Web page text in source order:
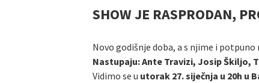
SHOW JE RASPRODAN,
Novo godišnje doba, a s njime i potpuno
Nastupaju: Ante Travizi, Josip Škiljo,
Vidimo se u utorak 27. siječnja u 20h u